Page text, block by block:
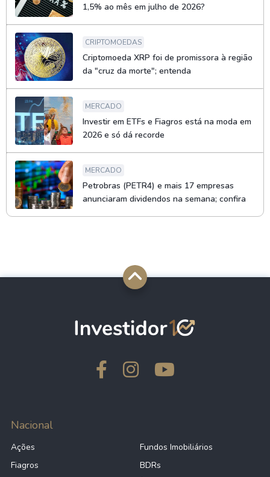
1,5% ao mês em julho de 2026?
CRIPTOMOEDAS
Criptomoeda XRP foi de promissora à região
da "cruz da morte"; entenda
MERCADO
Investir em ETFs e Fiagros está na moda em
2026 e só dá recorde
MERCADO
Petrobras (PETR4) e mais 17 empresas
anunciaram dividendos na semana; confira
Nacional
Ações
Fundos Imobiliários
Fiagros
BDRs